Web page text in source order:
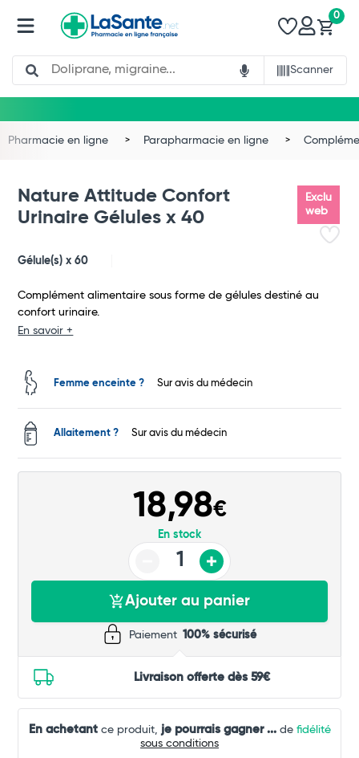
Search
Scanner
0
Pharmacie en ligne Parapharmacie en ligne
Exclu
web
Nature Attitude Confort
Urinaire Gélules x 40
Gélule(s) x 60
Complément alimentaire sous forme de gélules destiné au
confort urinaire.
En savoir +
Femme enceinte ? Sur avis du médecin
Allaitement ? Sur avis du médecin
18,98€
En stock
Ajouter au panier
Paiement 100% sécurisé
Livraison offerte dès 59€
En achetantce produit, je pourrais gagner ...de fidélité
sous conditions